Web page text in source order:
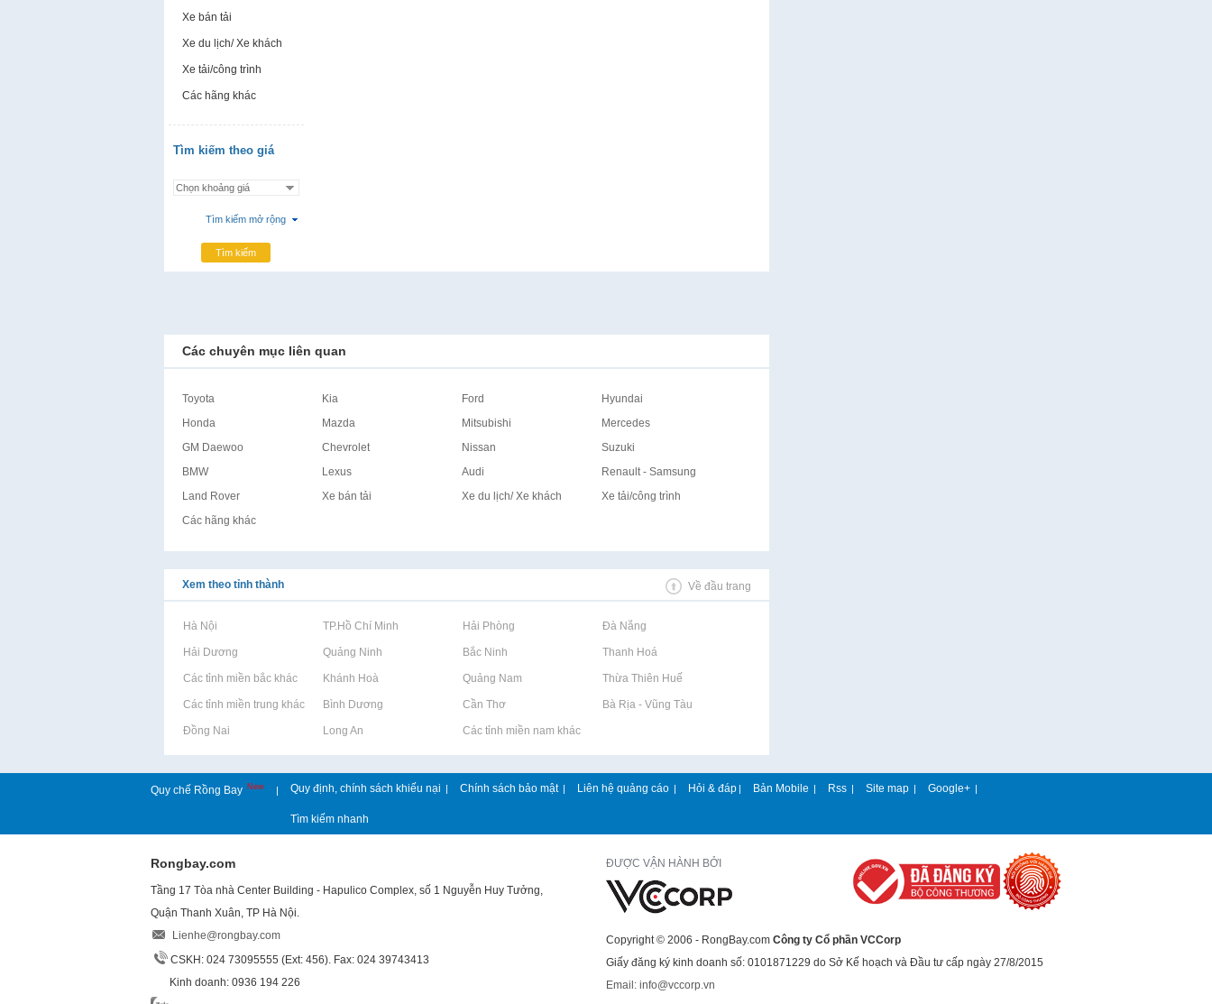
Xe bán tải
Xe du lịch/ Xe khách
Xe tải/công trình
Các hãng khác
Tìm kiếm theo giá
Tìm kiếm mở rộng
Tìm kiếm
Các chuyên mục liên quan
Toyota Kia Ford
Hyundai
Honda
Mazda Mitsubishi
Mercedes
GM Daewoo
Chevrolet Nissan
Suzuki
BMW
Lexus Audi
Renault - Samsung
Land Rover
Xe bán tải Xe du lịch/ Xe khách
Xe tải/công trình
Các hãng khác
Xem theo tỉnh thành Về đầu trang
Rao vặt tại Hà Nội Rao vặt tại TP.Hồ Chí Minh Rao vặt tại Hải Phòng Rao vặt tại Đà Nẵng
Rao vặt tại Hải Dương Rao vặt tại Quảng Ninh Rao vặt tại Bắc Ninh Rao vặt tại Thanh Hoá
Rao vặt tại Các tỉnh miền bắc khácRao vặt tại Khánh Hoà Rao vặt tại Quảng Nam Rao vặt tại Thừa Thiên Huế
Rao vặt tại Các tỉnh miền trung khácRao vặt tại Bình Dương Rao vặt tại Cần Thơ Rao vặt tại Bà Rịa - Vũng Tàu
Rao vặt tại Đồng Nai Rao vặt tại Long An Rao vặt tại Các tỉnh miền nam khác
Quy chế Rồng Bay New | Quy định, chính sách khiếu nại | Chính sách bảo mật | Liên hệ quảng cáo | Hỏi & đáp | Bản Mobile | Rss | Site map | Google+ |
Tìm kiếm nhanh
Rongbay.com
Tầng 17 Tòa nhà Center Building - Hapulico Complex, số 1 Nguyễn Huy Tưởng,
Quận Thanh Xuân, TP Hà Nội.
Lienhe@rongbay.com
CSKH: 024 73095555 (Ext: 456). Fax: 024 39743413
Kinh doanh: 0936 194 226
ĐƯỢC VẬN HÀNH BỞI
Copyright © 2006 - RongBay.com Công ty Cổ phần VCCorp
Giấy đăng ký kinh doanh số: 0101871229 do Sở Kế hoạch và Đầu tư cấp ngày 27/8/2015
Email: info@vccorp.vn